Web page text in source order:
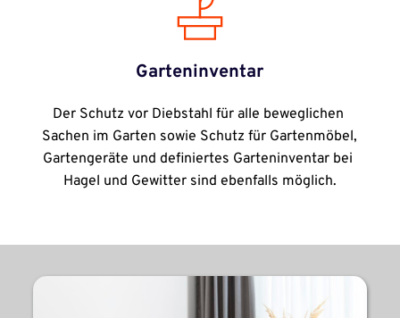
Garteninventar
Der Schutz vor Diebstahl für alle beweglichen
Sachen im Garten sowie Schutz für Gartenmöbel,
Gartengeräte und definiertes Garteninventar bei
Hagel und Gewitter sind ebenfalls möglich.